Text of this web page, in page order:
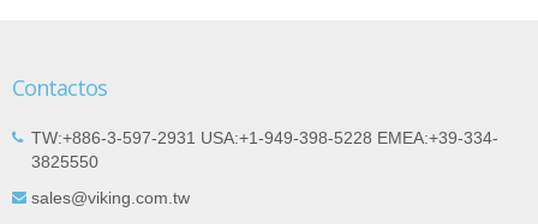
Contactos
TW:+886-3-597-2931 USA:+1-949-398-5228 EMEA:+39-334-
3825550
sales@viking.com.tw